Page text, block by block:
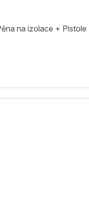
na izolace +